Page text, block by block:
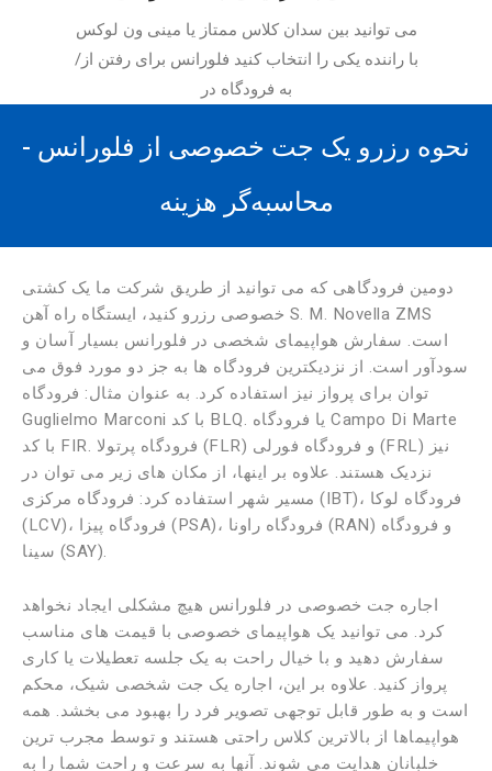
می توانید بین سدان کلاس ممتاز یا مینی ون لوکس
با راننده یکی را انتخاب کنید فلورانس برای رفتن از/
به فرودگاه در
نحوه رزرو یک جت خصوصی از فلورانس -
محاسبه‌گر هزینه
دومین فرودگاهی که می توانید از طریق شرکت ما یک کشتی
خصوصی رزرو کنید، ایستگاه راه آهن S. M. Novella ZMS
است. سفارش هواپیمای شخصی در فلورانس بسیار آسان و
سودآور است. از نزدیکترین فرودگاه ها به جز دو مورد فوق می
توان برای پرواز نیز استفاده کرد. به عنوان مثال: فرودگاه
Guglielmo Marconi با کد BLQ. یا فرودگاه Campo Di Marte
با کد FIR. فرودگاه پرتولا (FLR) و فرودگاه فورلی (FRL) نیز
نزدیک هستند. علاوه بر اینها، از مکان های زیر می توان در
مسیر شهر استفاده کرد: فرودگاه مرکزی (IBT)، فرودگاه لوکا
(LCV)، فرودگاه پیزا (PSA)، فرودگاه راونا (RAN) و فرودگاه
سینا (SAY).
اجاره جت خصوصی در فلورانس هیچ مشکلی ایجاد نخواهد
کرد. می توانید یک هواپیمای خصوصی با قیمت های مناسب
سفارش دهید و با خیال راحت به یک جلسه تعطیلات یا کاری
پرواز کنید. علاوه بر این، اجاره یک جت شخصی شیک، محکم
است و به طور قابل توجهی تصویر فرد را بهبود می بخشد. همه
هواپیماها از بالاترین کلاس راحتی هستند و توسط مجرب ترین
خلبانان هدایت می شوند. آنها به سرعت و راحت شما را به